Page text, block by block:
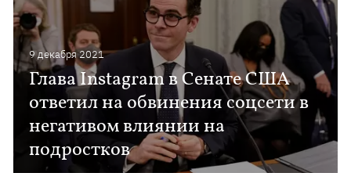
9 декабря 2021
Глава Instagram в Сенате США
ответил на обвинения соцсети в
негативом влиянии на
подростков